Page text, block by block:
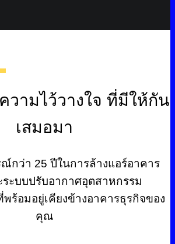
ามไว้วางใจ ที่มีให้กัน
เสมอมา
กว่า 25 ปีในการล้างแอร์อาคาร
ระบบปรับอากาศอุตสาหกรรม
ร้อมอยู่เคียงข้างอาคารธุรกิจของ
คุณ